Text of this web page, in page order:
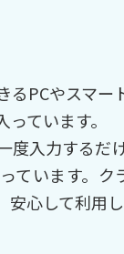
るPCやスマ
ています。
度入力するだ
ています。
心して利用し